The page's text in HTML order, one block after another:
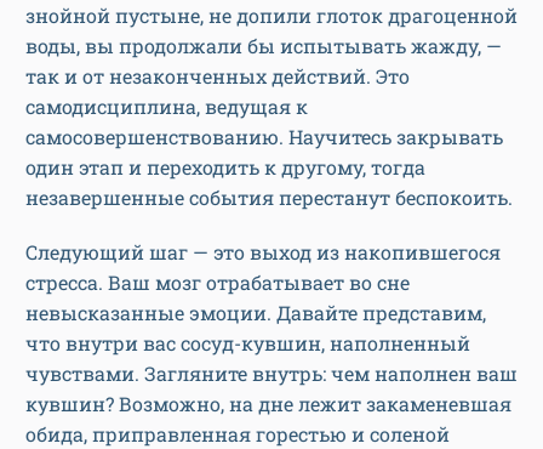
знойной пустыне, не допили глоток драгоценной
воды, вы продолжали бы испытывать жажду, —
так и от незаконченных действий. Это
самодисциплина, ведущая к
самосовершенствованию. Научитесь закрывать
один этап и переходить к другому, тогда
незавершенные события перестанут беспокоить.
Следующий шаг — это выход из накопившегося
стресса. Ваш мозг отрабатывает во сне
невысказанные эмоции. Давайте представим,
что внутри вас сосуд-кувшин, наполненный
чувствами. Загляните внутрь: чем наполнен ваш
кувшин? Возможно, на дне лежит закаменевшая
обида, приправленная горестью и соленой